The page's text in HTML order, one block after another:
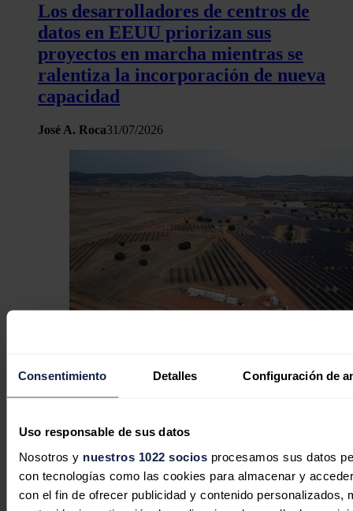
Consentimiento Detalles Configuración de
Uso responsable de sus datos
Nosotros y nuestros 1022 sociosprocesamos sus datos
con tecnologías como las cookies para almacenar y
con el fin de ofrecer publicidad y contenido personalizados,
Los desarrolladores de centros de
datos en EEUU priorizan sus
proyectos en marcha mientras se
ralentiza la incorporación de nueva
capacidad
José A. Roca31/07/2026
Tesla y Zelestra firman un PPA solar
a largo plazo en Texas
Redacción28/07/2026
No hay comentarios
Deja tu comentario